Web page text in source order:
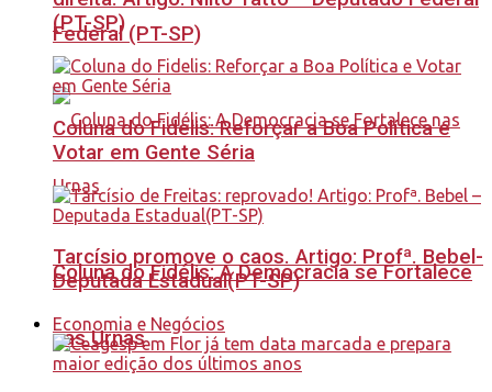
Federal (PT-SP)
Coluna do Fidélis: A Democracia se Fortalece
nas Urnas
(PT-SP)
Coluna do Fidelis: Reforçar a Boa Política e
Votar em Gente Séria
Tarcísio promove o caos. Artigo: Profª. Bebel-
Deputada Estadual(PT-SP)
Economia e Negócios